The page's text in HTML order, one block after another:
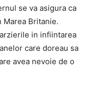
se va asigura ca
Marea Britanie.
in infiintarea
care doreau sa
avea nevoie de o